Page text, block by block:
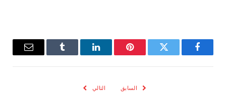
فيسبوك تويتر بينتيريستلينكدإن Tumblr
البريد
السابق التالي